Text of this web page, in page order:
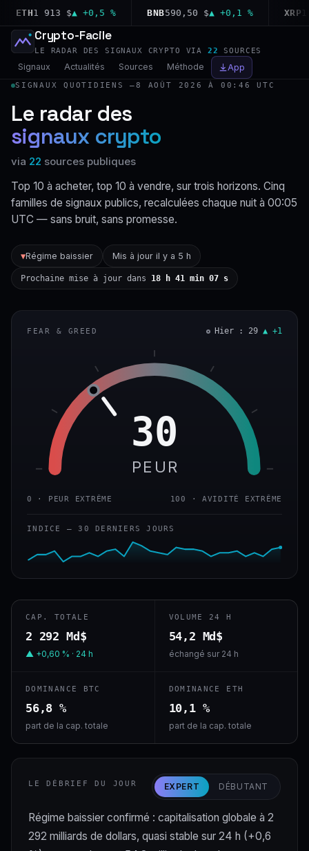
ETH1 913 $▲ +0,5 % BNB590,50 $▲ +0,1 % XRP
Crypto-Facile
LE RADAR DES SIGNAUX CRYPTO VIA 22 SOURCES
Signaux Actualités Sources Méthode App
SIGNAUX QUOTIDIENS —8 AOÛT 2026 À 00:46 UTC
Le radar des
signaux crypto
via 22 sources publiques
Top 10 à acheter, top 10 à vendre, sur trois horizons. Cinq
familles de signaux publics, recalculées chaque nuit à 00:05
UTC — sans bruit, sans promesse.
▼Régime baissier Mis à jour il y a 5 h
Prochaine mise à jour dans 18 h 41 min 06 s
FEAR & GREED Hier : 29 ▲ +1
30
PEUR
0 · PEUR EXTRÊME 100 · AVIDITÉ EXTRÊME
INDICE — 30 DERNIERS JOURS
CAP. TOTALE
2 292 Md$
▲ +0,60 % · 24 h
VOLUME 24 H
54,2 Md$
échangé sur 24 h
DOMINANCE BTC
56,8 %
part de la cap. totale
DOMINANCE ETH
10,1 %
part de la cap. totale
LE DÉBRIEF DU JOUR EXPERT DÉBUTANT
Régime baissier confirmé : capitalisation globale à 2
292 milliards de dollars, quasi stable sur 24 h (+0,6